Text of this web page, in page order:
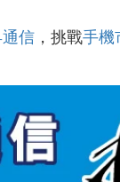
信 ，挑戰手機